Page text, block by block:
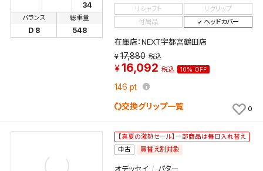
34
バランス
D 8
総重量
548
リシャフト
リグリップ
付属品
ヘッドカバー
在庫店：NEXT宇都宮鶴田店
17,880 税込
16,092 税込 10% OFF
146 pt
交換グリップ一覧 0
【真夏の激熱セール】一部商品は毎日入れ替え
中古
買替え割対象
オデッセイ パター
が入荷した際に、メール及びお客様のアカウント内の
「お知らせ」で通知します。
保存された検索条件は変更できません。
条件を変更したい場合は、マイページの「保存検索条
検索条件を保存
検索条件を保存しました。
これまで保存した検索条件は、マイページの「保存検